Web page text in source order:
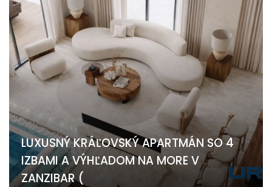
LUXUSNÝ KRÁĽOVSKÝ APARTMÁN SO 4
IZBAMI A VÝHĽADOM NA MORE V
ZANZIBAR (